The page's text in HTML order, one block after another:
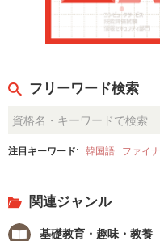
フリーワード検索
注目キーワード: 韓国語 ファイ
関連ジャンル
基礎教育・趣味・教養